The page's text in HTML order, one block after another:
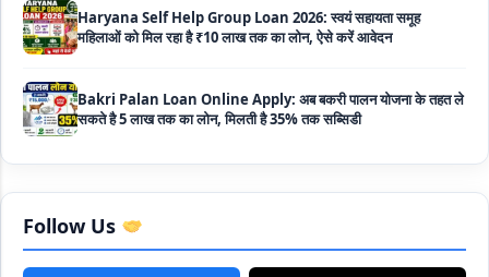
Bakri Palan Loan Online Apply: अब बकरी पालन योजना के तहत ले
SBI Animal Husbandry Loan Scheme: SBI पशुपालन लोन
योजना के फॉर्म फिर से हुए शुरू, बिना गारंटी मिलता है 1 लाख से लेकर 10 लाख
महिलाओ को मिलता है पुरे 1 लाख का लोन, कम ब्याज के साथ तगड़ी सब्सिडी
Follow Us